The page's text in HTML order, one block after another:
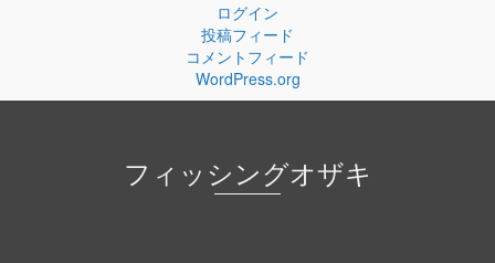
ログイン
投稿フィード
コメントフィード
WordPress.org
フィッシングオザキ